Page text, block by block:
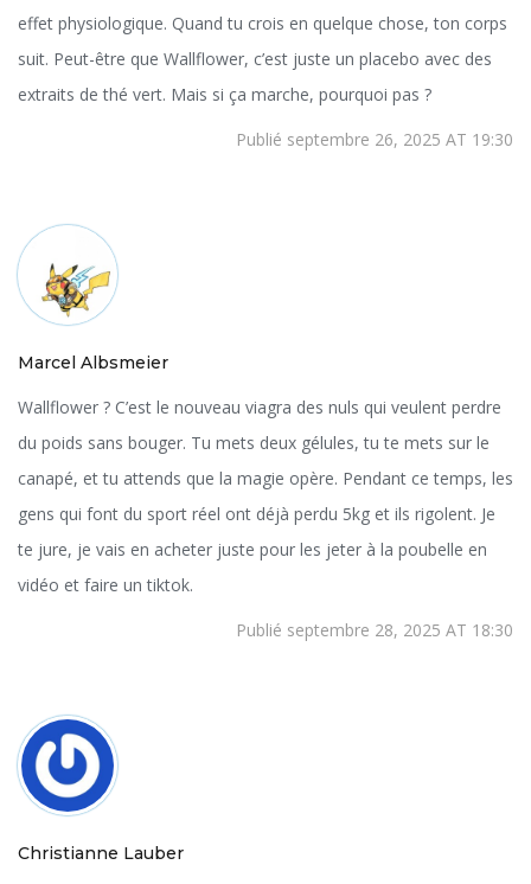
effet physiologique. Quand tu crois en quelque chose, ton corps
suit. Peut-être que Wallflower, c’est juste un placebo avec des
extraits de thé vert. Mais si ça marche, pourquoi pas ?
Publié septembre 26, 2025 AT 19:30
Marcel Albsmeier
Wallflower ? C’est le nouveau viagra des nuls qui veulent perdre
du poids sans bouger. Tu mets deux gélules, tu te mets sur le
canapé, et tu attends que la magie opère. Pendant ce temps, les
gens qui font du sport réel ont déjà perdu 5kg et ils rigolent. Je
te jure, je vais en acheter juste pour les jeter à la poubelle en
vidéo et faire un tiktok.
Publié septembre 28, 2025 AT 18:30
Christianne Lauber